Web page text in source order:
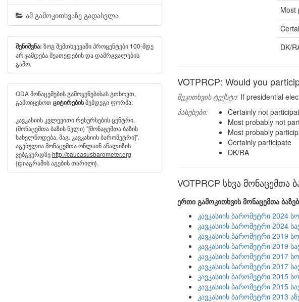
Most
DK/
VOTPRCP: Would you
შეკითხვის ტექსტი: If presidential
პასუხები:
Certainly not
Most probably not
Most probably
Certainly participate
DK/RA
VOTPRCP სხვა მონაცემთა
ერთი გამოკითხვის მონაცემთა
კავკასიის ბარომეტრი 2024
კავკასიის ბარომეტრი 2024
კავკასიის ბარომეტრი 2019
კავკასიის ბარომეტრი 2019
კავკასიის ბარომეტრი 2017
კავკასიის ბარომეტრი 2017
კავკასიის ბარომეტრი 2015
კავკასიის ბარომეტრი 2015
კავკასიის ბარომეტრი 2013
ამ გამოკითხვაზე გადასვლა
შენიშვნა: ზოგ შემთხვევაში პროცენტები 100-მდე
არ ჯამდება მეათედების და დამრგვალების
გამო.
ODA მონაცემების გამოყენებისას გთხოვთ,
გამოიყენოთ ციტირებისშემდეგი ფორმა:
კავკასიის კვლევითი რესურსების ცენტრი.
(მონაცემთა ბაზის წელი) "[მონაცემთა ბაზის
სახელწოდება, მაგ. კავკასიის ბარომეტრი]".
აგებულია მონაცემთა ონლაინ ანალიზის
ვებგვერდზეhttp://caucasusbarometer.org
{დიაგრამის აგების თარიღი}.